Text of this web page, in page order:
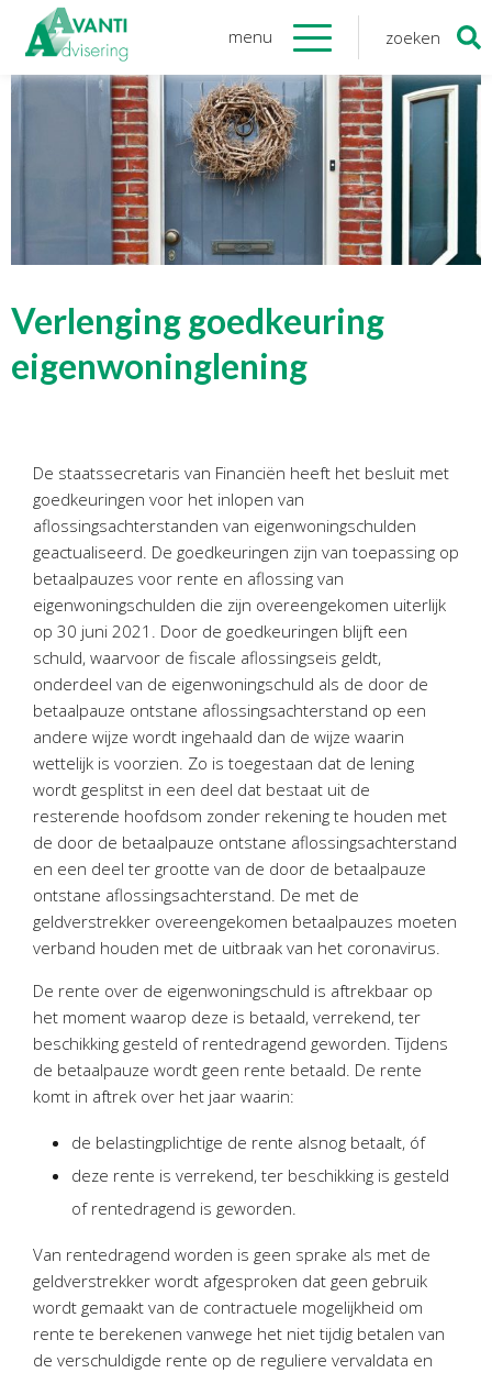
menu zoeken
Organisatie
Onze medewerkers
NOAB gecertificeerd
Algemene verordening
gegevensbescherming
Sponsoring
Onzediensten
Tijdelijk financieel personeel
Personeel & Organisatie
Bedrijfseconomisch advies
Belastingadvies Purmerend
Online boekhouden
Nieuws&informatie
Nieuwsbrief
Nieuwsoverzicht
Handige links
Downloads
Contact
AvantiOnline
Twinfield – Boekhouden
BaseCone – Facturen
Visionplanner – Rapportage
Klantenportaal – Online dossiers
Zoeken
naar:
Verlenging goedkeuring
eigenwoninglening
De staatssecretaris van Financiën heeft het besluit met
goedkeuringen voor het inlopen van
aflossingsachterstanden van eigenwoningschulden
geactualiseerd. De goedkeuringen zijn van toepassing op
betaalpauzes voor rente en aflossing van
eigenwoningschulden die zijn overeengekomen uiterlijk
op 30 juni 2021. Door de goedkeuringen blijft een
schuld, waarvoor de fiscale aflossingseis geldt,
onderdeel van de eigenwoningschuld als de door de
betaalpauze ontstane aflossingsachterstand op een
andere wijze wordt ingehaald dan de wijze waarin
wettelijk is voorzien. Zo is toegestaan dat de lening
wordt gesplitst in een deel dat bestaat uit de
resterende hoofdsom zonder rekening te houden met
de door de betaalpauze ontstane aflossingsachterstand
en een deel ter grootte van de door de betaalpauze
ontstane aflossingsachterstand. De met de
geldverstrekker overeengekomen betaalpauzes moeten
verband houden met de uitbraak van het coronavirus.
De rente over de eigenwoningschuld is aftrekbaar op
het moment waarop deze is betaald, verrekend, ter
beschikking gesteld of rentedragend geworden. Tijdens
de betaalpauze wordt geen rente betaald. De rente
komt in aftrek over het jaar waarin:
de belastingplichtige de rente alsnog betaalt, óf
deze rente is verrekend, ter beschikking is gesteld
of rentedragend is geworden.
Van rentedragend worden is geen sprake als met de
geldverstrekker wordt afgesproken dat geen gebruik
wordt gemaakt van de contractuele mogelijkheid om
rente te berekenen vanwege het niet tijdig betalen van
de verschuldigde rente op de reguliere vervaldata en